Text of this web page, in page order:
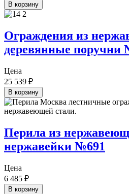
В корзину
Ограждения из
деревянные поручни
Цена
25 539 ₽
В корзину
Перила из
нержавейки №691
Цена
6 485 ₽
В корзину